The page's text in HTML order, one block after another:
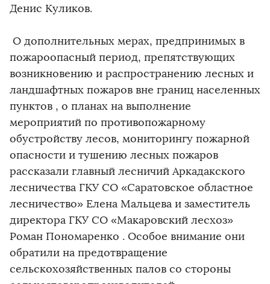
Денис Куликов.
О дополнительных мерах, предпринимых в
пожароопасный период, препятствующих
возникновению и распространению лесных и
ландшафтных пожаров вне границ населенных
пунктов , о планах на выполнение
мероприятий по противопожарному
обустройству лесов, мониторингу пожарной
опасности и тушению лесных пожаров
рассказали главный лесничий Аркадакского
лесничества ГКУ СО «Саратовское областное
лесничество» Елена Мальцева и заместитель
директора ГКУ СО «Макаровский лесхоз»
Роман Пономаренко . Особое внимание они
обратили на предотвращение
сельскохозяйственных палов со стороны